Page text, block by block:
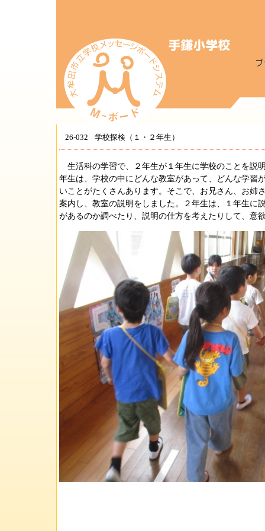
26-032 学校探検（１・２年生）
生活科の学習で、２年生が１年生に学校のことを説
年生は、学校の中にどんな教室があって、どんな学習
いことがたくさんあります。そこで、お兄さん、お姉
案内し、教室の説明をしました。２年生は、１年生に
があるのか調べたり、説明の仕方を考えたりして、意